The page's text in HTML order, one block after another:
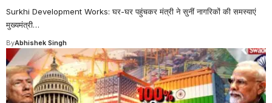
Surkhi Development Works: घर-घर पहुंचकर मंत्री ने सुनीं नागरिकों की समस्याएं
मुख्यमंत्री…
ByAbhishek Singh